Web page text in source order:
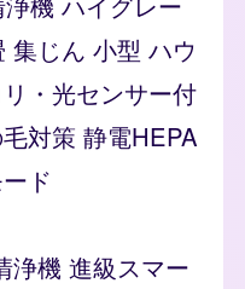
集じん 小型 ハウ
・光センサー付
対策 静電HEPA
ド
浄機 進級スマー